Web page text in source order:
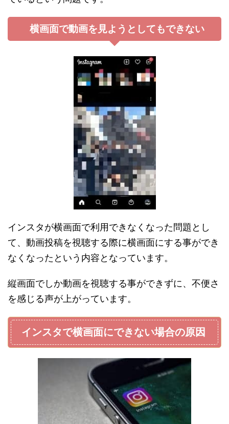
横画面で動画を見ようとしてもできない
インスタが横画面で利用できなくなった問題とし
て、動画投稿を視聴する際に横画面にする事ができ
なくなったという内容となっています。
縦画面でしか動画を視聴する事ができずに、不便さ
を感じる声が上がっています。
インスタで横画面にできない場合の原因